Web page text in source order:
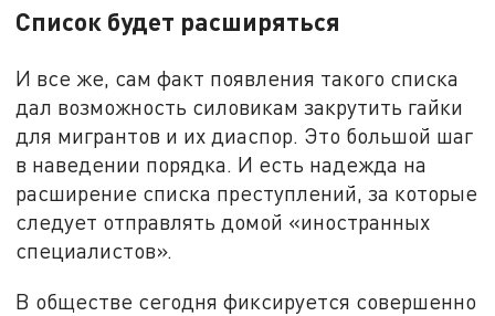
Список будет расширяться
И все же, сам факт появления такого списка
дал возможность силовикам закрутить гайки
для мигрантов и их диаспор. Это большой шаг
в наведении порядка. И есть надежда на
расширение списка преступлений, за которые
следует отправлять домой «иностранных
специалистов».
В обществе сегодня фиксируется совершенно